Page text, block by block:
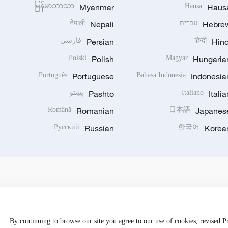
Hausa
עברית
हिन्दी
Magyar
Bahasa Indonesia
Italiano
日本語
한국어
Myanmar
မြန်မာဘာသာ
Nepali
नेपाली
Persian فارسی
Polish
Polski
Portuguese
Português
Pashto پښتو
Romanian
Română
Russian
Русский
By continuing to browse our site you agree to our use of cookies, revised